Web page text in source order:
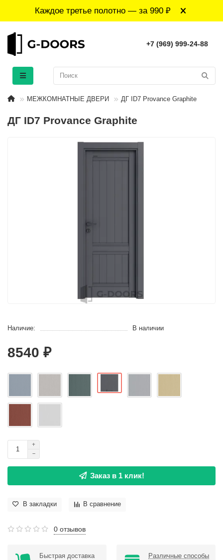
Каждое третье полотно — за 990 ₽
+7 (969) 999-24-88
МЕЖКОМНАТНЫЕ ДВЕРИ ДГ ID7 Provance Graphite
ДГ ID7 Provance Graphite
Наличие: В наличии
8540 ₽
Заказ в 1 клик!
В закладки В сравнение
0 отзывов
Быстрая доставка
Различные способы